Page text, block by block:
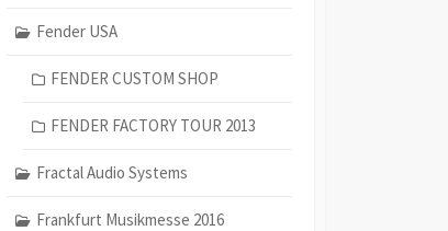
Fender USA
FENDER CUSTOM SHOP
FENDER FACTORY TOUR 2013
Fractal Audio Systems
Frankfurt Musikmesse 2016